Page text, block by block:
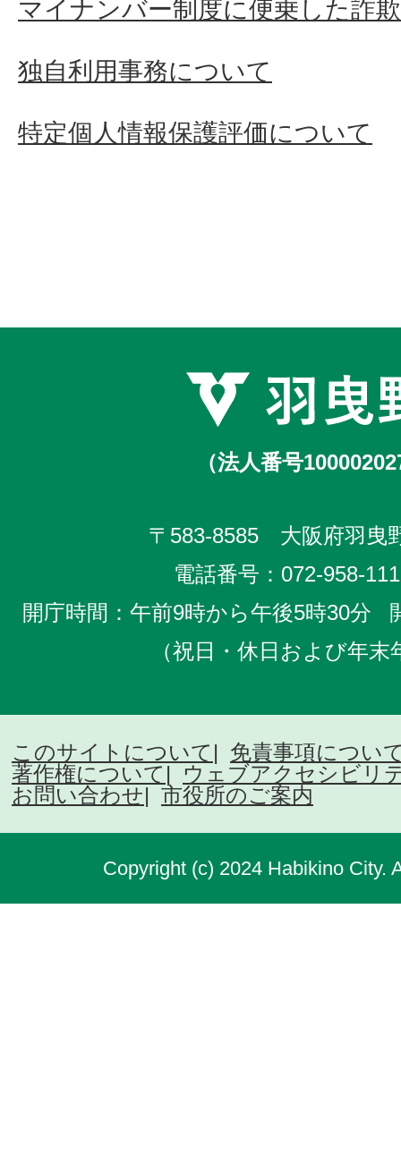
マイナンバー制度に便乗した詐
独自利用事務について
特定個人情報保護評価について
（法人番号
〒583-8585 大阪府羽曳
電話番号： 072-958-
開庁時間：午前9時から午後5時30分
（祝日・休日および年
このサイトについて
免責事項につい
著作権について
ウェブアクセシビリ
お問い合わせ
市役所のご案内
Copyright (c) 2024 Habikino City.